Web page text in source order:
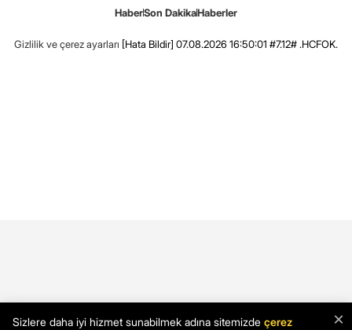
HaberSon DakikaHaberler
Gizlilik ve çerez ayarları [Hata Bildir] 07.08.2026 16:50:01 #7.12# .HCFOK.
×
Sizlere daha iyi hizmet sunabilmek adına sitemizde çerez